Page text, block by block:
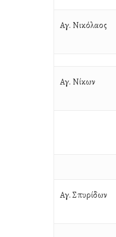
Αγ. Νικόλαος
Αγ. Νίκων
Αγ. Σπυρίδων